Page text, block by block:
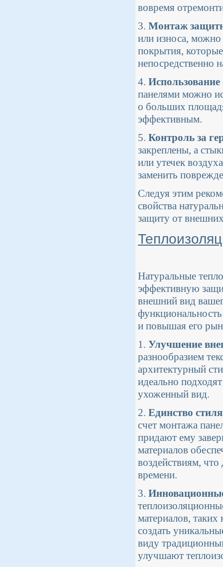
вовремя
3. Монтаж
или износа, можно
покрытия,
непосредственно
4. Использование
панелями можно
о больших
эффективным.
5. Контроль за
закреплены, а
или утечек
заменить
Следуя этим
свойства
защиту от
Натуральные
эффективную
внешний вид
и повышая его
1. Улучшение
разнообразием
архитектурный
идеально
ухоженный вид.
2. Единство стиля
счет монтажа
придают ему
материалов
воздействиям,
времени.
3.
материалов,
создать
виду
улучшают